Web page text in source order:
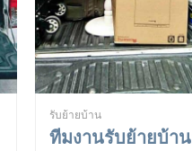
รับย้ายบ้าน
ทีมงานรับย้ายบ้า